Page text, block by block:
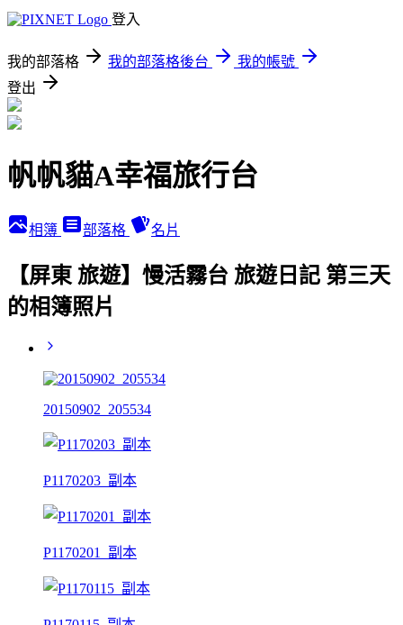
登入
我的部落格 我的部落格後台
我的帳號
登出
帆帆貓A幸福旅行台
相簿 部落格 名片
【屏東 旅遊】慢活霧台 旅遊日記 第三天
的相簿照片
20150902_205534
P1170203_副本
P1170201_副本